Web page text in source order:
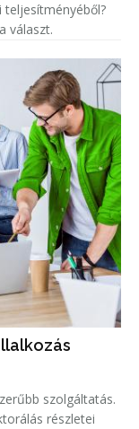
teljesítményéből?
választ.
szolgáltatás.
részletei